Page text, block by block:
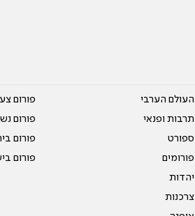
העולם הערבי
תרבות ופנאי
ספורט
פורומים
יהדות
צרכנות
פורום
פורום
פורום
פורום